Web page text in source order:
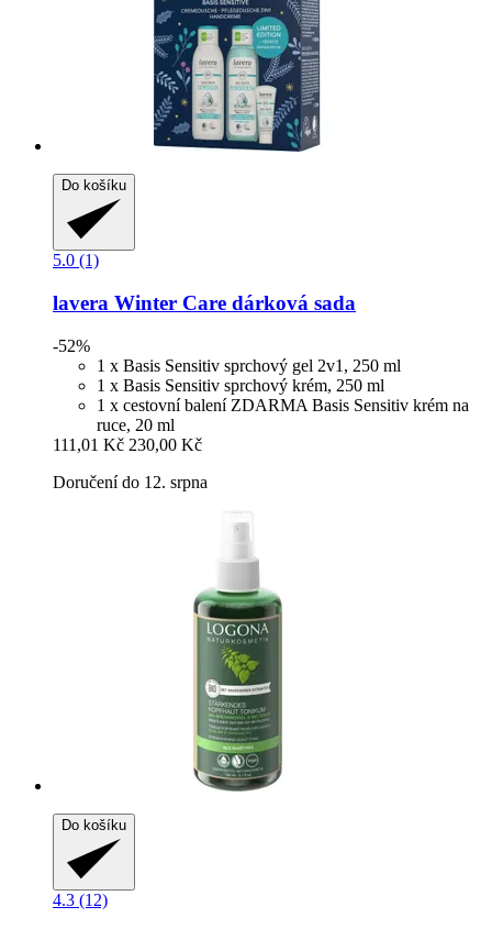
Do košíku
5.0 (1)
lavera Winter Care dárková sada
-52%
1 x Basis Sensitiv sprchový gel 2v1, 250 ml
1 x Basis Sensitiv sprchový krém, 250 ml
1 x cestovní balení ZDARMA Basis Sensitiv krém na
ruce, 20 ml
111,01 Kč 230,00 Kč
Doručení do 12. srpna
Do košíku
4.3 (12)